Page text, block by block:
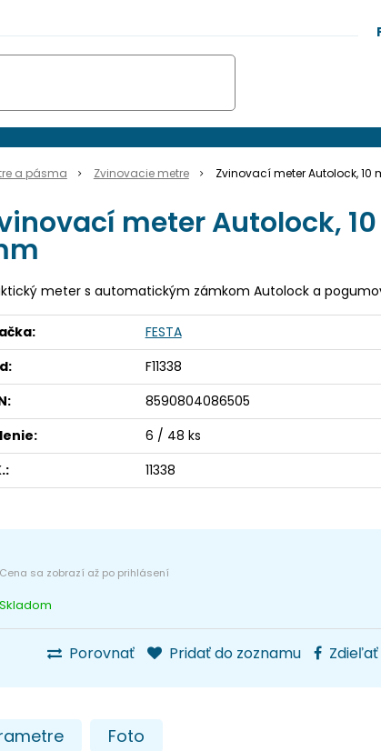
a pásma Zvinovacie metre Zvinovací meter Autolock, 10
Skladom
Porovnať Pridať do zoznamu Zdieľať
meter Autolock,
meter s automatickým zámkom Autolock a
FESTA
F11338
8590804086505
6 / 48 ks
11338
Foto